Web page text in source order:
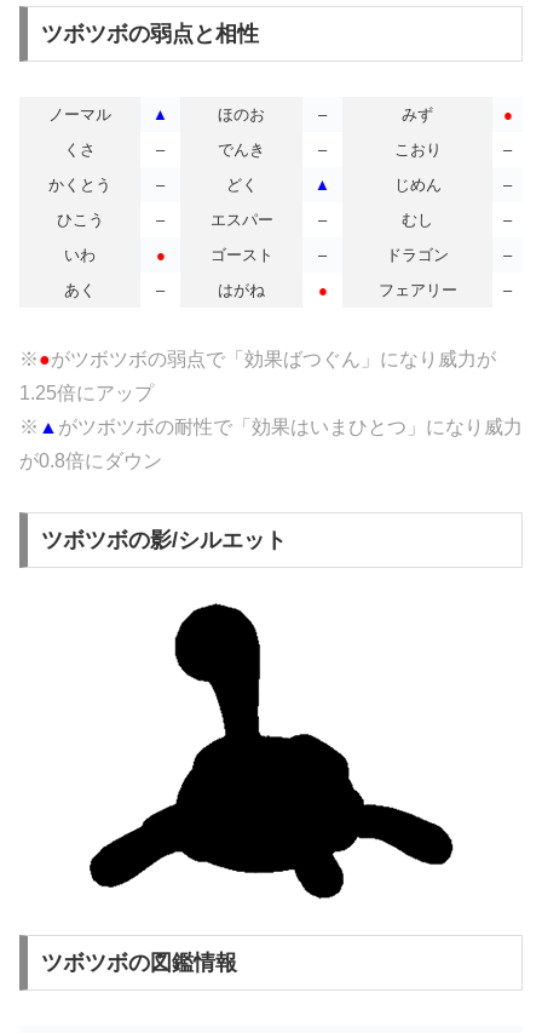
ツボツボの弱点と相性
ノーマル ▲ ほのお – みず
●
くさ
– でんき – こおり
–
かくとう
– どく ▲ じめん
–
ひこう
– エスパー – むし
–
いわ
● ゴースト – ドラゴン
–
あく
– はがね ● フェアリー –
※●がツボツボの弱点で「効果ばつぐん」になり威力が
1.25倍にアップ
※ ▲ がツボツボの耐性で「効果はいまひとつ」になり威力
が0.8倍にダウン
ツボツボの影/シルエット
ツボツボの図鑑情報